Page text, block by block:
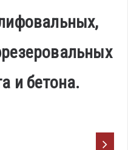
и бетона.